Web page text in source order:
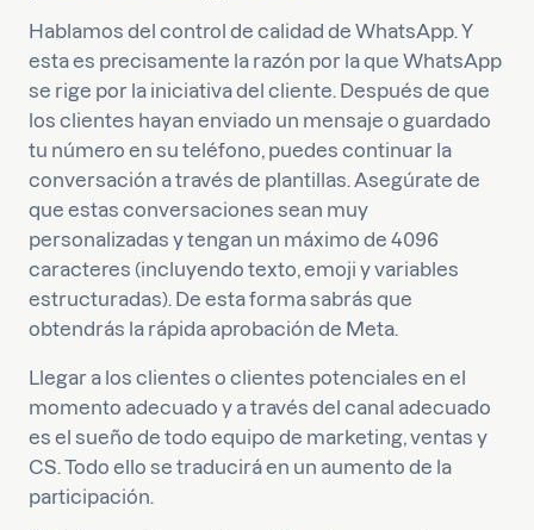
Hablamos del control de calidad de WhatsApp. Y
esta es precisamente la razón por la que WhatsApp
se rige por la iniciativa del cliente. Después de que
los clientes hayan enviado un mensaje o guardado
tu número en su teléfono, puedes continuar la
conversación a través de plantillas. Asegúrate de
que estas conversaciones sean muy
personalizadas y tengan un máximo de 4096
caracteres (incluyendo texto, emoji y variables
estructuradas). De esta forma sabrás que
obtendrás la rápida aprobación de Meta.
Llegar a los clientes o clientes potenciales en el
momento adecuado y a través del canal adecuado
es el sueño de todo equipo de marketing, ventas y
CS. Todo ello se traducirá en un aumento de la
participación.